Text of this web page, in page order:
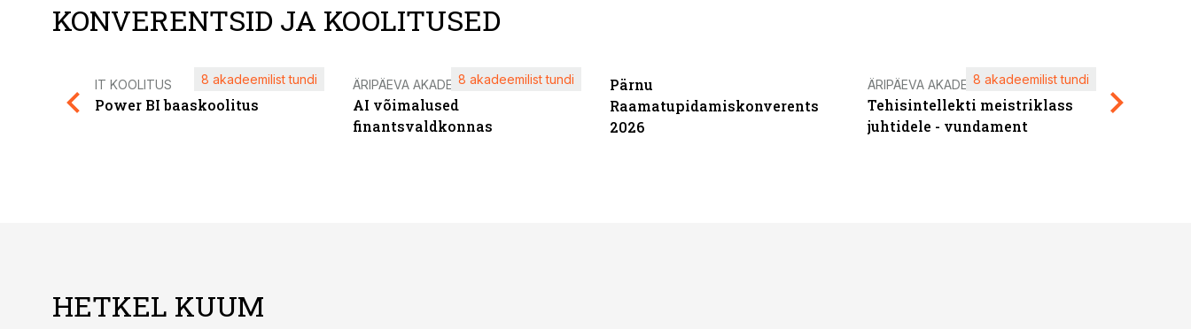
KONVERENTSID JA KOOLITUSED
IT KOOLITUS
Power BI baaskoolitus
8 akadeemilist tundi ÄRIPÄEVA AKADEEMIA
AI võimalused
finantsvaldkonnas
8 akadeemilist tundi
Pärnu
Raamatupidamiskonverents
2026
ÄRIPÄEVA AKADEEMIA
Tehisintellekti meistriklass
juhtidele - vundament
8 akadeemilist tundi
HETKEL KUUM